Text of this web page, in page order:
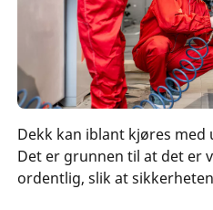
Dekk kan iblant kjøres
Det er grunnen til at det er
ordentlig, slik at